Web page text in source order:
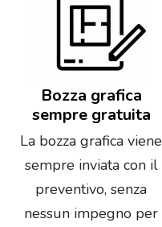
Bozza grafica
sempre gratuita
La bozza grafica viene
sempre inviata con il
preventivo, senza
nessun impegno per